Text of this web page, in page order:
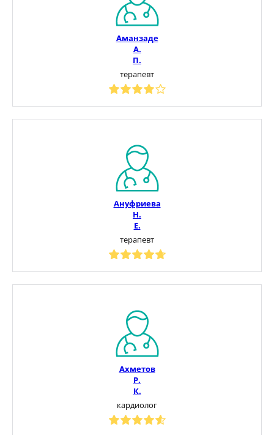
Аманзаде
А.
П.
терапевт
Ануфриева
Н.
Е.
терапевт
Ахметов
Р.
К.
кардиолог